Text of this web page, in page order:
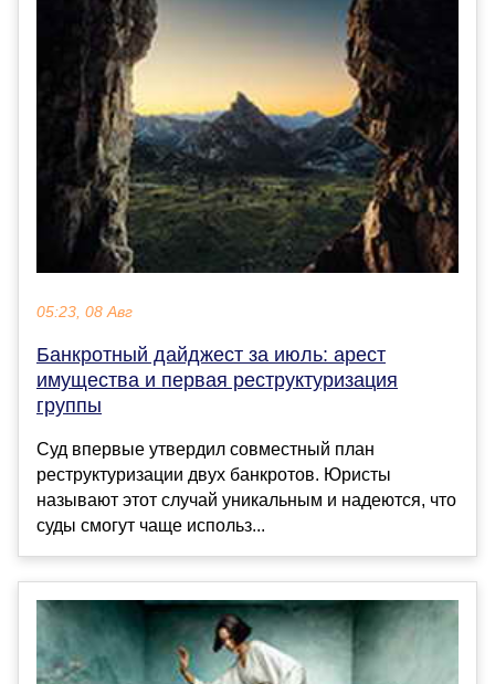
05:23, 08 Авг
Банкротный дайджест за июль: арест
имущества и первая реструктуризация
группы
Суд впервые утвердил совместный план
реструктуризации двух банкротов. Юристы
называют этот случай уникальным и надеются, что
суды смогут чаще использ...